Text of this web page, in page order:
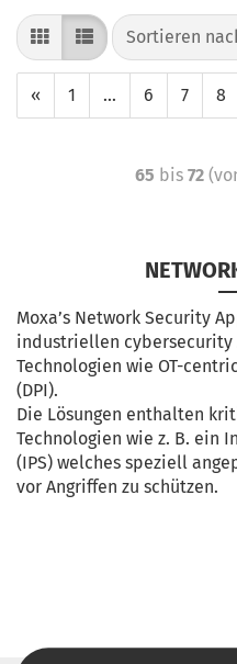
Sortieren
« 1 ... 6 7 8
65 bis 72
Moxa’s Network Security
industriellen
Technologien wie OT-
(DPI).
Die Lösungen enthalten
Technologien wie z. B. ein
(IPS) welches speziell
vor Angriffen zu schützen.